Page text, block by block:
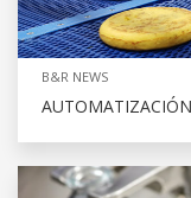
B&R NEWS